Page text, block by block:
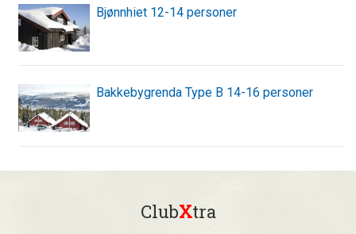
Bjønnhiet 12-14 personer
Bakkebygrenda Type B 14-16 personer
ClubXtra